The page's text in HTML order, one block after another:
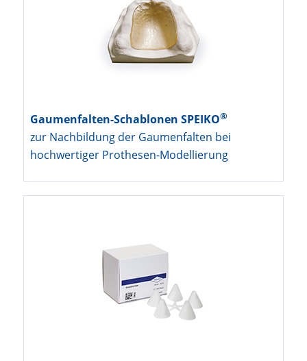
Gaumenfalten-Schablonen SPEIKO®
zur Nachbildung der Gaumenfalten bei
hochwertiger Prothesen-Modellierung